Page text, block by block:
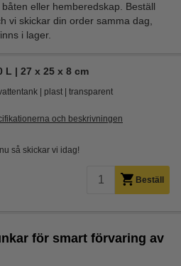
eller hemberedskap. Beställ
vi skickar din order samma dag,
i lager.
L | 27 x 25 x 8 cm
plast transparent
och beskrivningen
så skickar vi idag!
Beställ
för smart förvaring av